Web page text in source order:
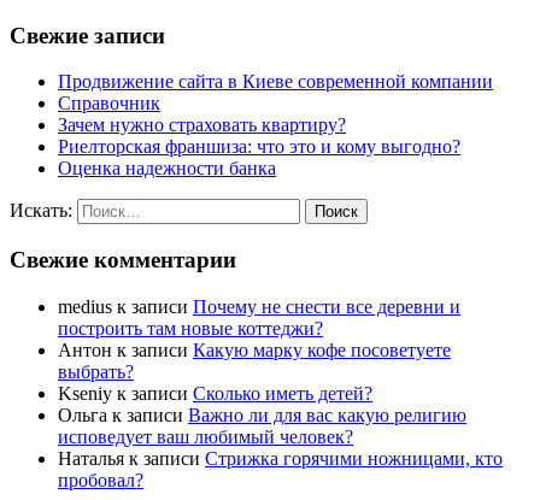
Свежие записи
Продвижение сайта в Киеве современной компании
Справочник
Зачем нужно страховать квартиру?
Риелторская франшиза: что это и кому выгодно?
Оценка надежности банка
Искать: Поиск
Свежие комментарии
medius к записи Почему не снести все деревни и
построить там новые коттеджи?
Антон к записи Какую марку кофе посоветуете
выбрать?
Kseniy к записи Сколько иметь детей?
Ольга к записи Важно ли для вас какую религию
исповедует ваш любимый человек?
Наталья к записи Стрижка горячими ножницами, кто
пробовал?